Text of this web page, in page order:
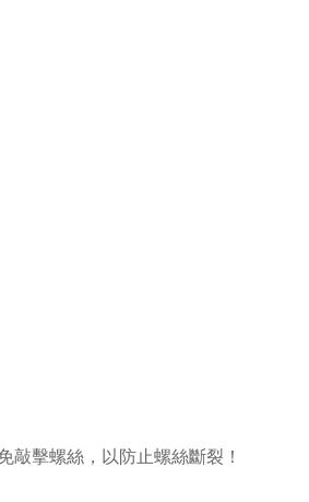
敲擊螺絲，以防止螺絲斷裂！